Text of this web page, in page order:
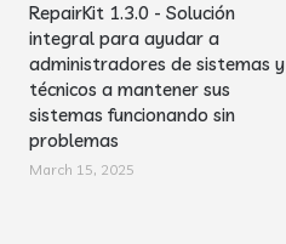
RepairKit 1.3.0 - Solución
integral para ayudar a
administradores de sistemas y
técnicos a mantener sus
sistemas funcionando sin
problemas
March 15, 2025